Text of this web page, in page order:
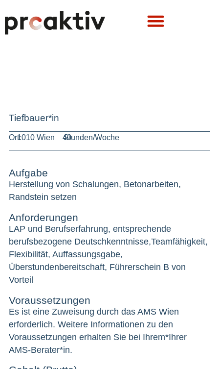
Tiefbauer*in
Ort:1010 Wien 40
Stunden/Woche
Aufgabe
Herstellung von Schalungen, Betonarbeiten,
Randstein setzen
Anforderungen
LAP und Berufserfahrung, entsprechende
berufsbezogene Deutschkenntnisse,Teamfähigkeit,
Flexibilität, Auffassungsgabe,
Überstundenbereitschaft, Führerschein B von
Vorteil
Voraussetzungen
Es ist eine Zuweisung durch das AMS Wien
erforderlich. Weitere Informationen zu den
Voraussetzungen erhalten Sie bei Ihrem*Ihrer
AMS-Berater*in.